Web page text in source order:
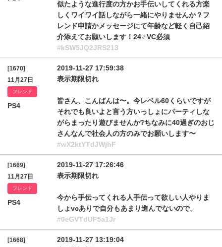
似たような進行度の方かお手伝いしてくれる方楽
しくワイワイ話しながら一緒にやりませんか？フ
レンド申請かメッセージにて年齢など軽く自己紹
介添えてお願いします！24♂VC必須
#kSW5JQ2JRS213
[1670]
11月27日
フレンド
PS4
2019-11-27 17:59:38
表示期限切れ
皆さん、こんばんは〜。今レベル60くらいですが
それでも良いよと言う方いっしょにパーティしな
がらまったり遊びませんか❔ちなみに40過ぎのおじ
さんなんで社会人の方のみでお願いします〜
#wX2ktYTdJWjhF
[1669]
11月27日
フレンド
PS4
2019-11-27 17:26:46
表示期限切れ
今から手伝ってくれる人手伝って欲しい人やりま
しょvcありで自分もあまり進んでないので。
#0eGVTdUF5a1Jr
[1668]
2019-11-27 13:19:04